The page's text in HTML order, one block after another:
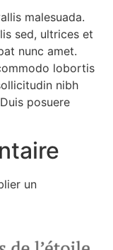
malesuada.
sed, ultrices et
nunc amet.
lobortis
nibh
posuere
un